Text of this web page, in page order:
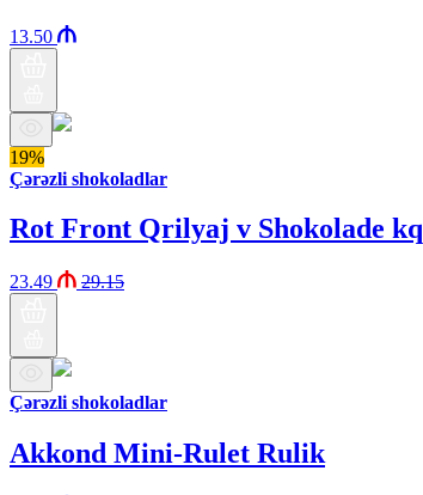
13.50
19%
Çərəzli shokoladlar
Rot Front Qrilyaj v Shokolade kq
23.49 29.15
Çərəzli shokoladlar
Akkond Mini-Rulet Rulik